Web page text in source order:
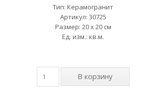
Тип: Керамогранит
Артикул: 30725
Размер: 20 x 20 см
Ед. изм.: кв.м.